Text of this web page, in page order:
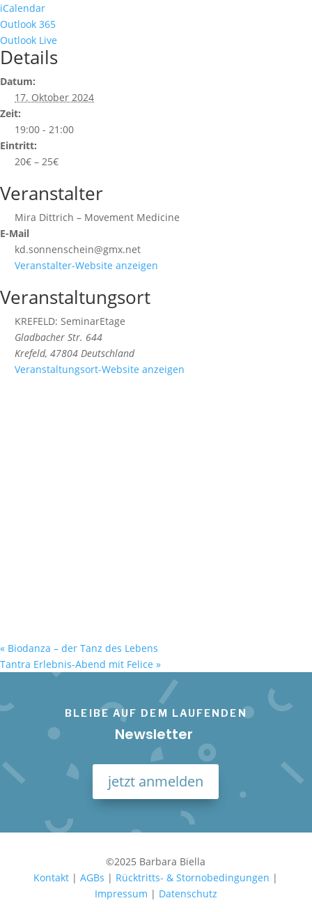
iCalendar
Outlook 365
Outlook Live
Details
Datum:
17. Oktober 2024
Zeit:
19:00 - 21:00
Eintritt:
20€ – 25€
Veranstalter
Mira Dittrich – Movement Medicine
E-Mail
kd.sonnenschein@gmx.net
Veranstalter-Website anzeigen
Veranstaltungsort
KREFELD: SeminarEtage
Gladbacher Str. 644
Krefeld, 47804 Deutschland
Veranstaltungsort-Website anzeigen
« Biodanza – der Tanz des Lebens
Tantra Erlebnis-Abend mit Felice »
BLEIBE AUF DEM LAUFENDEN
Newsletter
jetzt anmelden
©2025 Barbara Biella
Kontakt |AGBs | Rücktritts- & Stornobedingungen |
Impressum | Datenschutz